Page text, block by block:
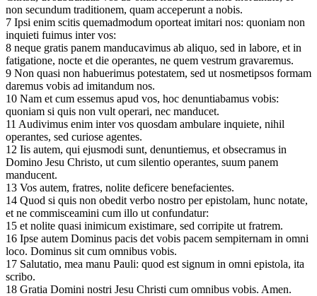
non secundum traditionem, quam acceperunt a nobis.
7 Ipsi enim scitis quemadmodum oporteat imitari nos: quoniam non
inquieti fuimus inter vos:
8 neque gratis panem manducavimus ab aliquo, sed in labore, et in
fatigatione, nocte et die operantes, ne quem vestrum gravaremus.
9 Non quasi non habuerimus potestatem, sed ut nosmetipsos formam
daremus vobis ad imitandum nos.
10 Nam et cum essemus apud vos, hoc denuntiabamus vobis:
quoniam si quis non vult operari, nec manducet.
11 Audivimus enim inter vos quosdam ambulare inquiete, nihil
operantes, sed curiose agentes.
12 Iis autem, qui ejusmodi sunt, denuntiemus, et obsecramus in
Domino Jesu Christo, ut cum silentio operantes, suum panem
manducent.
13 Vos autem, fratres, nolite deficere benefacientes.
14 Quod si quis non obedit verbo nostro per epistolam, hunc notate,
et ne commisceamini cum illo ut confundatur:
15 et nolite quasi inimicum existimare, sed corripite ut fratrem.
16 Ipse autem Dominus pacis det vobis pacem sempiternam in omni
loco. Dominus sit cum omnibus vobis.
17 Salutatio, mea manu Pauli: quod est signum in omni epistola, ita
scribo.
18 Gratia Domini nostri Jesu Christi cum omnibus vobis. Amen.